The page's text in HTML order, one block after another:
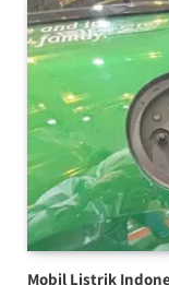
Mobil Listrik